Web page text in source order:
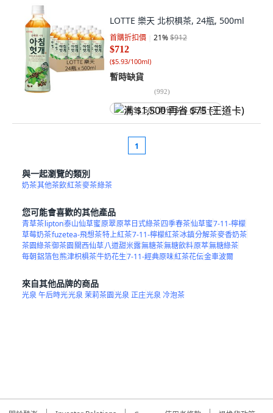
LOTTE 樂天 北枳椇茶, 24瓶, 500ml
首購折扣價 21%$912
$712
($5.93/100ml)
暫時缺貨
(992)
满 $1,500 再省 $75 (王道卡)
1
與一起瀏覽的類別
奶茶其他茶飲紅茶麥茶綠茶
您可能會喜歡的其他產品
青草茶lipton泰山仙草蜜原翠原萃日式綠茶四季春茶仙草蜜7-11-檸檬
草莓奶茶fuzetea-飛想茶特上紅茶7-11-檸檬紅茶冰鎮分解茶麥香奶茶
茶園綠茶御茶園關西仙草八道甜米露無糖茶無糖飲料原萃無糖綠茶
每朝鋁箔包熊津枳椇茶牛奶花生7-11-經典原味紅茶花伝金車波爾
來自其他品牌的商品
光泉 午后時光光泉 茉莉茶園光泉 正庄光泉 冷泡茶